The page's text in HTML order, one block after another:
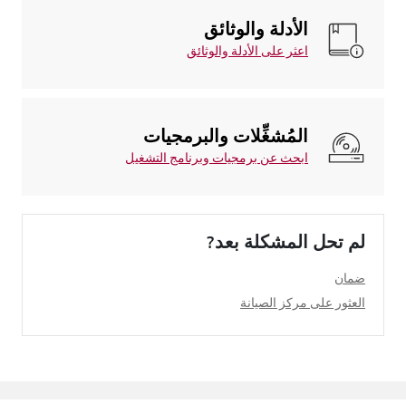
الأدلة والوثائق
اعثر على الأدلة والوثائق
المُشغِّلات والبرمجيات
ابحث عن برمجيات وبرنامج التشغيل
لم تحل المشكلة بعد?
ضمان
العثور على مركز الصيانة